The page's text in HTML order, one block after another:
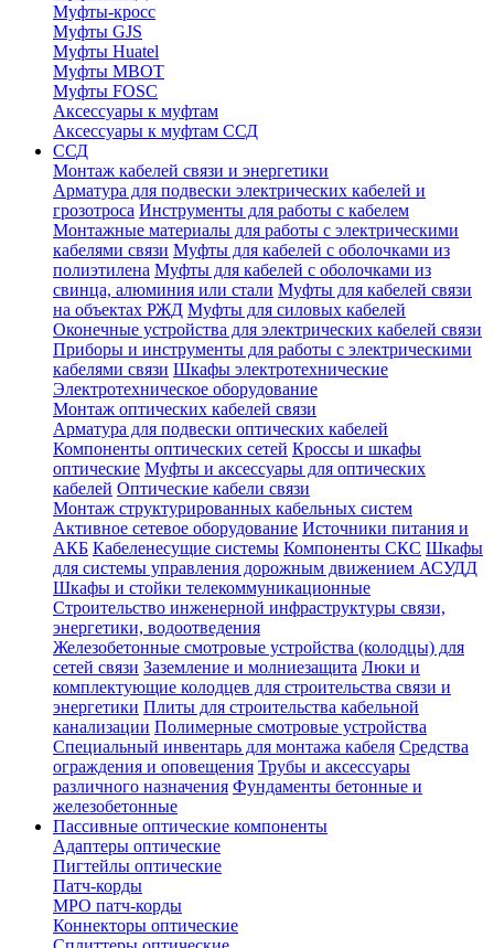
Муфты-кросс
Муфты GJS
Муфты Huatel
Муфты МВОТ
Муфты FOSC
Аксессуары к муфтам
Аксессуары к муфтам ССД
ССД
Монтаж кабелей связи и энергетики
Арматура для подвески электрических кабелей и
грозотроса Инструменты для работы с кабелем
Монтажные материалы для работы с электрическими
кабелями связи Муфты для кабелей с оболочками из
полиэтилена Муфты для кабелей с оболочками из
свинца, алюминия или стали Муфты для кабелей связи
на объектах РЖД Муфты для силовых кабелей
Оконечные устройства для электрических кабелей связи
Приборы и инструменты для работы с электрическими
кабелями связи Шкафы электротехнические
Электротехническое оборудование
Монтаж оптических кабелей связи
Арматура для подвески оптических кабелей
Компоненты оптических сетей Кроссы и шкафы
оптические Муфты и аксессуары для оптических
кабелей Оптические кабели связи
Монтаж структурированных кабельных систем
Активное сетевое оборудование Источники питания и
АКБ Кабеленесущие системы Компоненты СКС Шкафы
для системы управления дорожным движением АСУДД
Шкафы и стойки телекоммуникационные
Строительство инженерной инфраструктуры связи,
энергетики, водоотведения
Железобетонные смотровые устройства (колодцы) для
сетей связи Заземление и молниезащита Люки и
комплектующие колодцев для строительства связи и
энергетики Плиты для строительства кабельной
канализации Полимерные смотровые устройства
Специальный инвентарь для монтажа кабеля Средства
ограждения и оповещения Трубы и аксессуары
различного назначения Фундаменты бетонные и
железобетонные
Пассивные оптические компоненты
Адаптеры оптические
Пигтейлы оптические
Патч-корды
MPO патч-корды
Коннекторы оптические